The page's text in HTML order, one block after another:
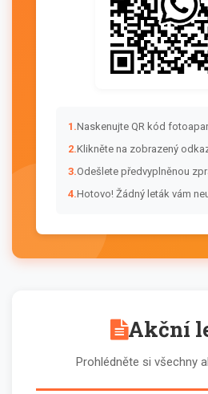
1.Naskenujte QR kód
2.Klikněte na zobrazený
3.Odešlete předvyplněnou
4.Hotovo! Žádný leták vám
Akční
Prohlédněte si všechny